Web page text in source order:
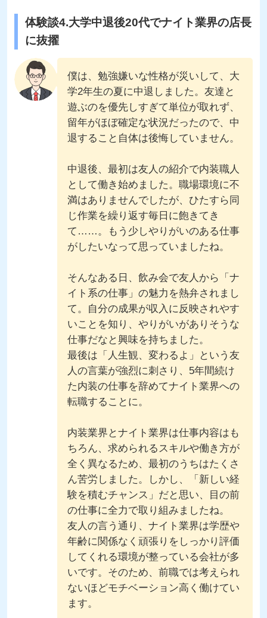
体験談4.大学中退後20代でナイト業界の店長
に抜擢
僕は、勉強嫌いな性格が災いして、大
学2年生の夏に中退しました。友達と
遊ぶのを優先しすぎて単位が取れず、
留年がほぼ確定な状況だったので、中
退すること自体は後悔していません。
中退後、最初は友人の紹介で内装職人
として働き始めました。職場環境に不
満はありませんでしたが、ひたすら同
じ作業を繰り返す毎日に飽きてき
て……。もう少しやりがいのある仕事
がしたいなって思っていましたね。
そんなある日、飲み会で友人から「ナ
イト系の仕事」の魅力を熱弁されまし
て。自分の成果が収入に反映されやす
いことを知り、やりがいがありそうな
仕事だなと興味を持ちました。
最後は「人生観、変わるよ」という友
人の言葉が強烈に刺さり、5年間続け
た内装の仕事を辞めてナイト業界への
転職することに。
内装業界とナイト業界は仕事内容はも
ちろん、求められるスキルや働き方が
全く異なるため、最初のうちはたくさ
ん苦労しました。しかし、「新しい経
験を積むチャンス」だと思い、目の前
の仕事に全力で取り組みましたね。
友人の言う通り、ナイト業界は学歴や
年齢に関係なく頑張りをしっかり評価
してくれる環境が整っている会社が多
いです。そのため、前職では考えられ
ないほどモチベーション高く働けてい
ます。